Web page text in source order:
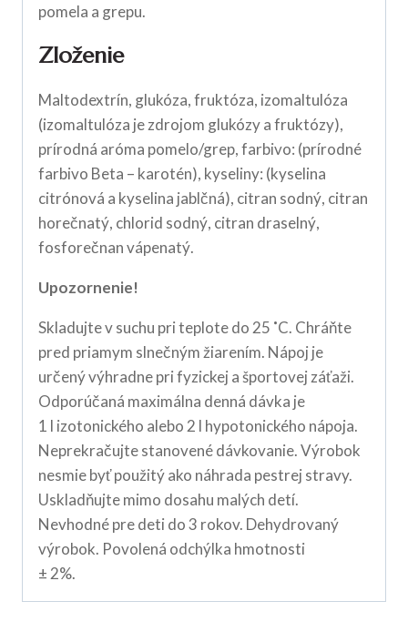
pomela a grepu.
Zloženie
Maltodextrín, glukóza, fruktóza, izomaltulóza
(izomaltulóza je zdrojom glukózy a fruktózy),
prírodná aróma pomelo/grep, farbivo: (prírodné
farbivo Beta – karotén), kyseliny: (kyselina
citrónová a kyselina jablčná), citran sodný, citran
horečnatý, chlorid sodný, citran draselný,
fosforečnan vápenatý.
Upozornenie!
Skladujte v suchu pri teplote do 25 ˚C. Chráňte
pred priamym slnečným žiarením. Nápoj je
určený výhradne pri fyzickej a športovej záťaži.
Odporúčaná maximálna denná dávka je
1 l izotonického alebo 2 l hypotonického nápoja.
Neprekračujte stanovené dávkovanie. Výrobok
nesmie byť použitý ako náhrada pestrej stravy.
Uskladňujte mimo dosahu malých detí.
Nevhodné pre deti do 3 rokov. Dehydrovaný
výrobok. Povolená odchýlka hmotnosti
± 2%.